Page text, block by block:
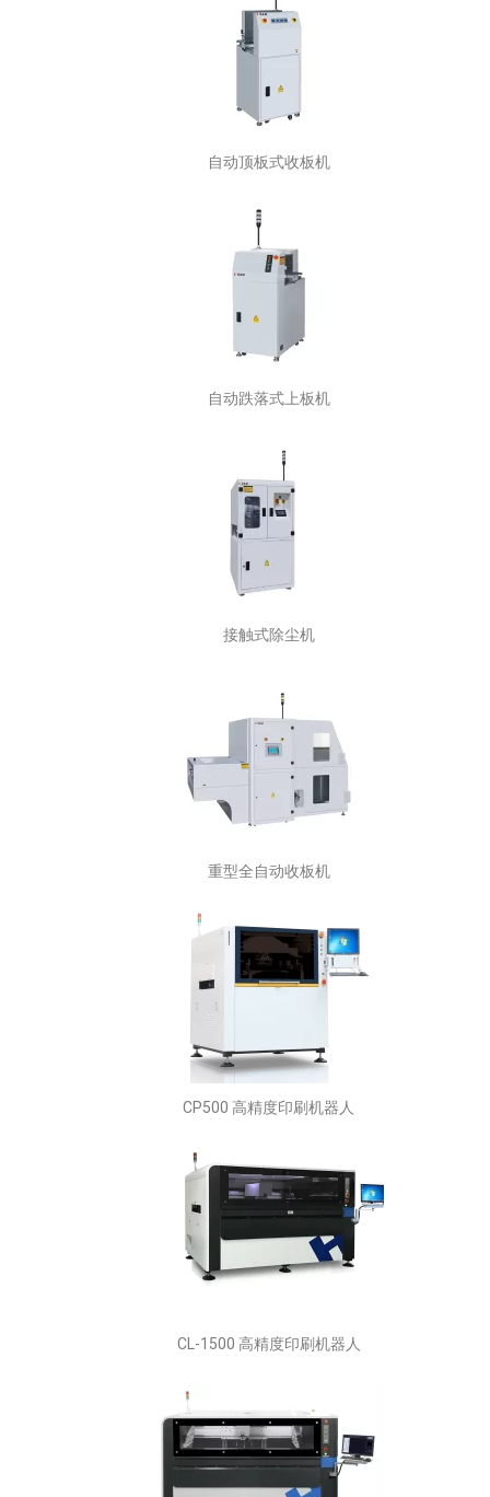
自动顶板式收板机
自动跌落式上板机
接触式除尘机
重型全自动收板机
CP500 高精度印刷机器人
CL-1500 高精度印刷机器人